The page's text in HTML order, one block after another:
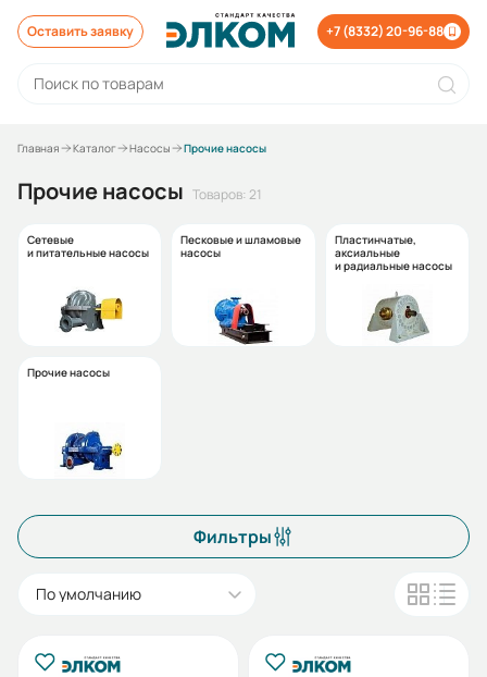
Оставить заявку +7 (8332) 20-96-88
Главная Каталог Насосы Прочие насосы
Прочие насосы Товаров: 21
Сетевые
и питательные насосы
Песковые и шламовые
насосы
Пластинчатые,
аксиальные
и радиальные насосы
Прочие насосы
Фильтры
По умолчанию